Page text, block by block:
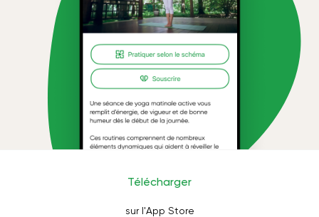
Télécharger
sur l'App Store